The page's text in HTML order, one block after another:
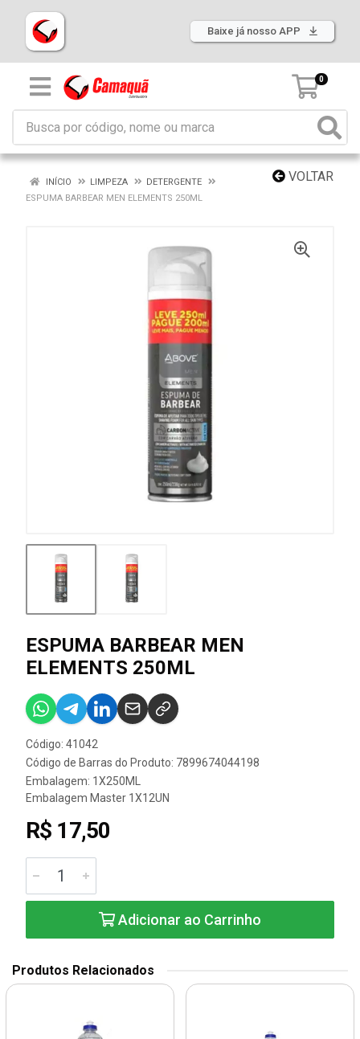
Baixe já nosso APP
0
VOLTAR
INÍCIO LIMPEZA
DETERGENTE
ESPUMA BARBEAR MEN ELEMENTS 250ML
ESPUMA BARBEAR MEN
ELEMENTS 250ML
Código: 41042
Código de Barras do Produto: 7899674044198
Embalagem: 1X250ML
Embalagem Master 1X12UN
R$ 17,50
Adicionar ao Carrinho
Produtos Relacionados